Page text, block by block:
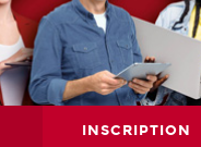
INSCRIPTION